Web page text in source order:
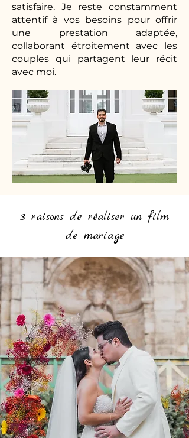
satisfaire. Je reste constamment
attentif à vos besoins pour offrir
une prestation adaptée,
collaborant étroitement avec les
couples qui partagent leur récit
avec moi.
3 raisons de réaliser un film
de mariage